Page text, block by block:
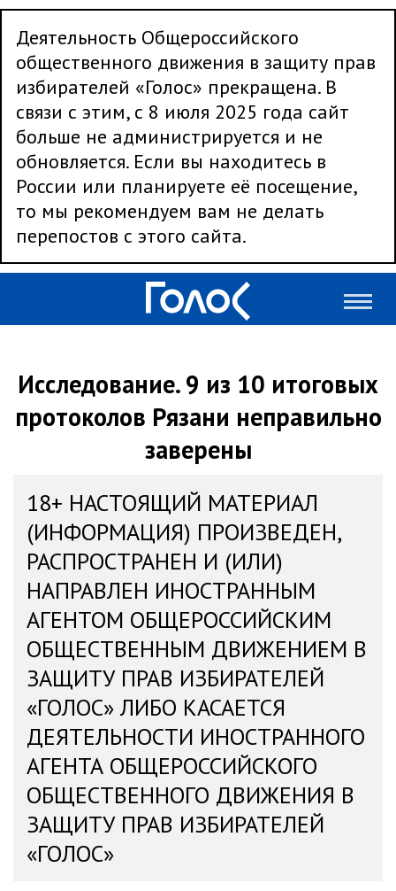
Деятельность Общероссийского
общественного движения в защиту прав
избирателей «Голос» прекращена. В
связи с этим, с 8 июля 2025 года сайт
больше не администрируется и не
обновляется. Если вы находитесь в
России или планируете её посещение,
то мы рекомендуем вам не делать
перепостов с этого сайта.
Исследование. 9 из 10 итоговых
протоколов Рязани неправильно
заверены
18+ НАСТОЯЩИЙ МАТЕРИАЛ
(ИНФОРМАЦИЯ) ПРОИЗВЕДЕН,
РАСПРОСТРАНЕН И (ИЛИ)
НАПРАВЛЕН ИНОСТРАННЫМ
АГЕНТОМ ОБЩЕРОССИЙСКИМ
ОБЩЕСТВЕННЫМ ДВИЖЕНИЕМ В
ЗАЩИТУ ПРАВ ИЗБИРАТЕЛЕЙ
«ГОЛОС» ЛИБО КАСАЕТСЯ
ДЕЯТЕЛЬНОСТИ ИНОСТРАННОГО
АГЕНТА ОБЩЕРОССИЙСКОГО
ОБЩЕСТВЕННОГО ДВИЖЕНИЯ В
ЗАЩИТУ ПРАВ ИЗБИРАТЕЛЕЙ
«ГОЛОС»